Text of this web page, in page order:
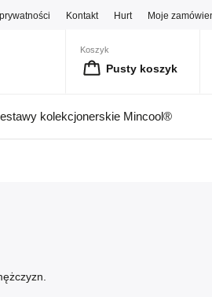
Kontakt Hurt Moje
Koszyk
Pusty koszyk
kolekcjonerskie Mincool®